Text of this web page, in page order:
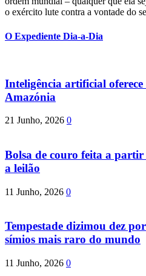
o exército lute contra a vontade do
O Expediente Dia-a-Dia
Inteligência artificial oferece
Amazónia
21 Junho, 2026 0
Bolsa de couro feita a partir
a leilão
11 Junho, 2026 0
Tempestade dizimou dez
símios mais raro do mundo
11 Junho, 2026 0